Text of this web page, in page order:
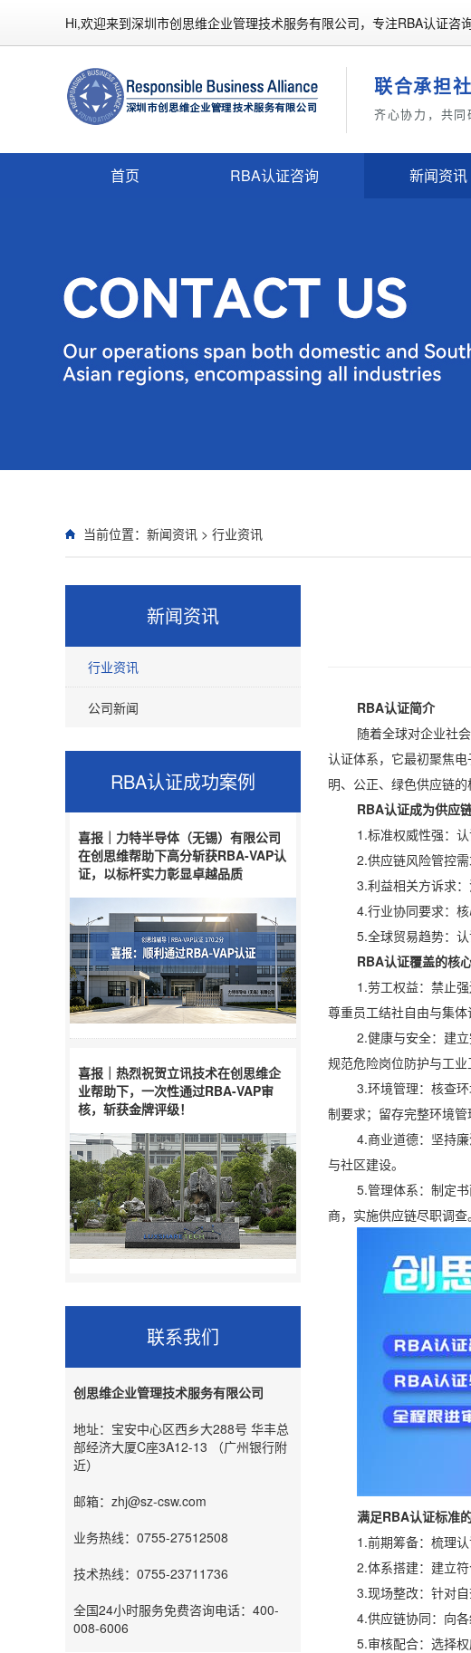
Hi,欢迎来到深圳市创思维企业管理技术服务有限公司，专注RBA认证咨
联合承担
齐心协力，共
首页 RBA认证咨询 新闻资讯
当前位置： 新闻资讯 > 行业资讯
新闻资讯
行业资讯
公司新闻
RBA认证成功案例
喜报｜力特半导体（无锡）有限公司
在创思维帮助下高分斩获RBA-VAP认
证，以标杆实力彰显卓越品质
喜报｜热烈祝贺立讯技术在创思维企
业帮助下，一次性通过RBA-VAP审
核，斩获金牌评级！
联系我们
创思维企业管理技术服务有限公司
地址：宝安中心区西乡大288号 华丰总
部经济大厦C座3A12-13 （广州银行附
近）
邮箱：zhj@sz-csw.com
业务热线：0755-27512508
技术热线：0755-23711736
全国24小时服务免费咨询电话：400-
008-6006
RBA认证简介
随着全球对企业社会
认证体系，它最初聚焦
明、公正、绿色供应链
RBA认证成为供应
1.标准权威性强：认证
2.供应链风险管控需求
3.利益相关方诉求：消
4.行业协同要求：核心
5.全球贸易趋势：认证
RBA认证覆盖的核
1.劳工权益：禁止强迫
尊重员工结社自由与集体
2.健康与安全：建立完
规范危险岗位防护与工业
3.环境管理：核查环境
制要求；留存完整环境管
4.商业道德：坚持廉洁
与社区建设。
5.管理体系：制定书面
商，实施供应链尽职调查。
满足RBA认证标准
1.前期筹备：梳理认证
2.体系搭建：建立符合
3.现场整改：针对自查
4.供应链协同：向各级
5.审核配合：选择权威